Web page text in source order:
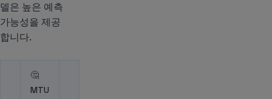
델은 높은 예측
가능성을 제공
합니다.
🤔
MTU